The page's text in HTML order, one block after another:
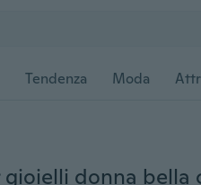
Tendenza Moda